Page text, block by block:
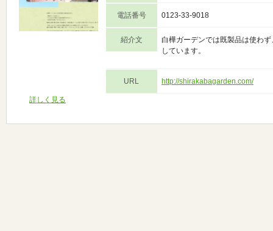
電話番号 0123-33-9018
紹介文
白樺ガーデンでは既製品は使わ
しています。
URL http://shirakabagarden.com/
詳しく見る